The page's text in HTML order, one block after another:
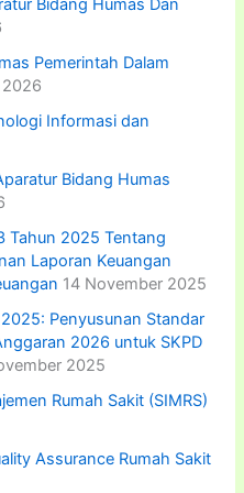
Bidang Humas Dan
Pemerintah Dalam
Informasi dan
Bidang Humas
Tahun 2025 Tentang
Laporan Keuangan
14 November 2025
Penyusunan Standar
2026 untuk SKPD
2025
Rumah Sakit (SIMRS)
Assurance Rumah Sakit